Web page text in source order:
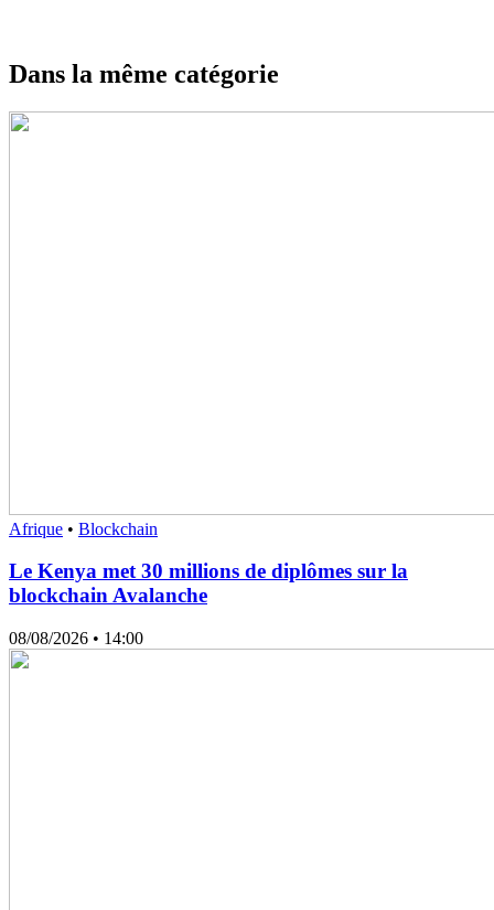
Dans la même catégorie
Afrique • Blockchain
Le Kenya met 30 millions de diplômes sur la
blockchain Avalanche
08/08/2026 • 14:00